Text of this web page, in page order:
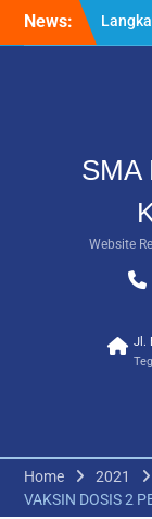
News:
Saat
2026
SMA
Website
Jl.
Home 2021
VAKSIN DOSIS 2